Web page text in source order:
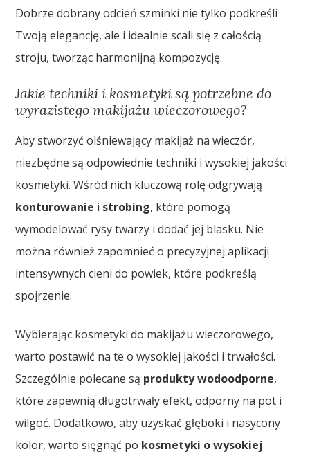
Dobrze dobrany odcień szminki nie tylko podkreśli
Twoją elegancję, ale i idealnie scali się z całością
stroju, tworząc harmonijną kompozycję.
Jakie techniki i kosmetyki są potrzebne do
wyrazistego makijażu wieczorowego?
Aby stworzyć olśniewający makijaż na wieczór,
niezbędne są odpowiednie techniki i wysokiej jakości
kosmetyki. Wśród nich kluczową rolę odgrywają
konturowanie i strobing, które pomogą
wymodelować rysy twarzy i dodać jej blasku. Nie
można również zapomnieć o precyzyjnej aplikacji
intensywnych cieni do powiek, które podkreślą
spojrzenie.
Wybierając kosmetyki do makijażu wieczorowego,
warto postawić na te o wysokiej jakości i trwałości.
Szczególnie polecane są produkty wodoodporne,
które zapewnią długotrwały efekt, odporny na pot i
wilgoć. Dodatkowo, aby uzyskać głęboki i nasycony
kolor, warto sięgnąć po kosmetyki o wysokiej